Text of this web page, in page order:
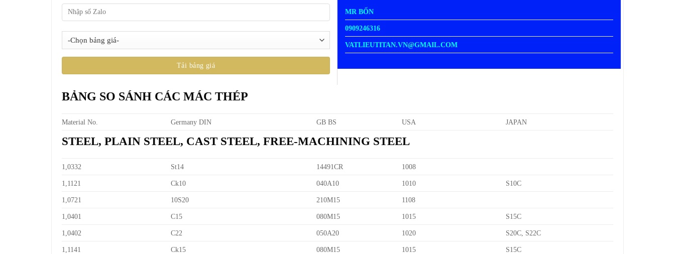
MR BỐN
0909246316
VATLIEUTITAN.VN@GMAIL.COM
BẢNG SO SÁNH CÁC MÁC THÉP
Material No. Germany DIN GB BS USA JAPAN
STEEL, PLAIN STEEL, CAST STEEL, FREE-MACHINING STEEL
1,0332 St14 14491CR 1008
1,1121 Ck10 040A10 1010 S10C
1,0721 10S20 210M15 1108
1,0401 C15 080M15 1015 S15C
1,0402 C22 050A20 1020 S20C, S22C
1,1141 Ck15 080M15 1015 S15C